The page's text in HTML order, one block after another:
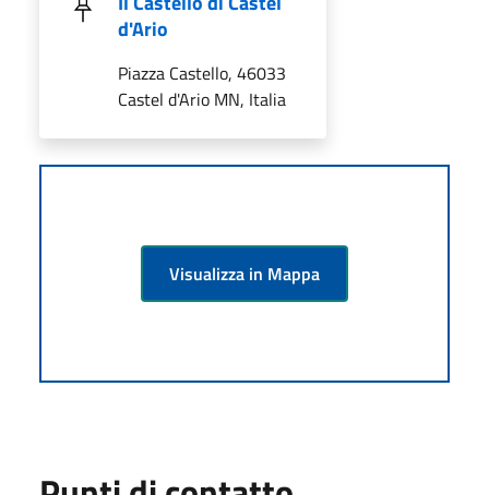
d'Ario
Piazza Castello, 46033
Castel d'Ario MN, Italia
Visualizza in Mappa